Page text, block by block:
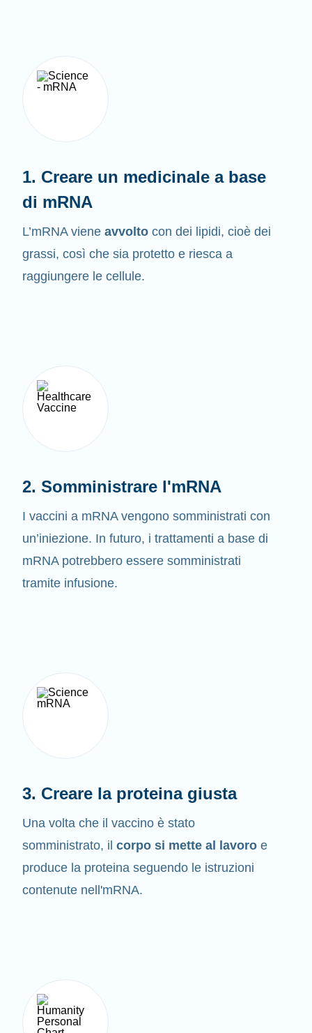
1. Creare un medicinale a base
di mRNA
L’mRNA viene avvolto con dei lipidi, cioè dei
grassi, così che sia protetto e riesca a
raggiungere le cellule.
2. Somministrare l'mRNA
I vaccini a mRNA vengono somministrati con
un’iniezione. In futuro, i trattamenti a base di
mRNA potrebbero essere somministrati
tramite infusione.
3. Creare la proteina giusta
Una volta che il vaccino è stato
somministrato, il corpo si mette al lavoro e
produce la proteina seguendo le istruzioni
contenute nell'mRNA.